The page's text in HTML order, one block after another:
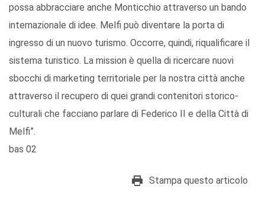
possa abbracciare anche Monticchio attraverso un bando
internazionale di idee. Melfi può diventare la porta di
ingresso di un nuovo turismo. Occorre, quindi, riqualificare il
sistema turistico. La mission è quella di ricercare nuovi
sbocchi di marketing territoriale per la nostra città anche
attraverso il recupero di quei grandi contenitori storico-
culturali che facciano parlare di Federico II e della Città di
Melfi”.
bas 02
Stampa questo articolo